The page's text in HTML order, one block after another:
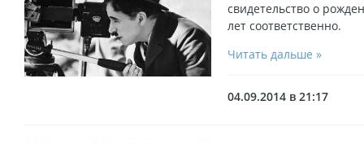
свидетельство о
лет соответственно.
Читать дальше »
04.09.2014 в 21:17